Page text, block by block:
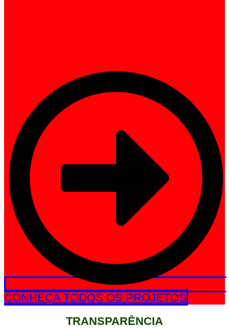
CONHEÇA TODOS OS PROJETOS
TRANSPARÊNCIA